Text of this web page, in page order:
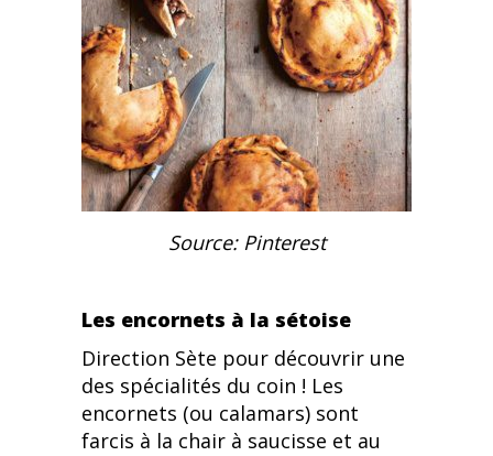
Source: Pinterest
Les encornets à la sétoise
Direction Sète pour découvrir une
des spécialités du coin ! Les
encornets (ou calamars) sont
farcis à la chair à saucisse et au